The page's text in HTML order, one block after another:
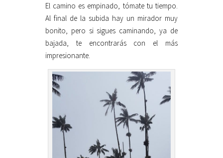
El camino es empinado, tómate tu tiempo.
Al final de la subida hay un mirador muy
bonito, pero si sigues caminando, ya de
bajada, te encontrarás con el más
impresionante.